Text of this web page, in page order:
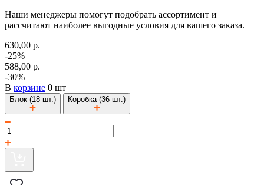
Наши менеджеры помогут подобрать ассортимент и
рассчитают наиболее выгодные условия для вашего заказа.
630,00 р.
-25%
588,00 р.
-30%
В корзине 0 шт
Блок (18 шт.) Коробка (36 шт.)